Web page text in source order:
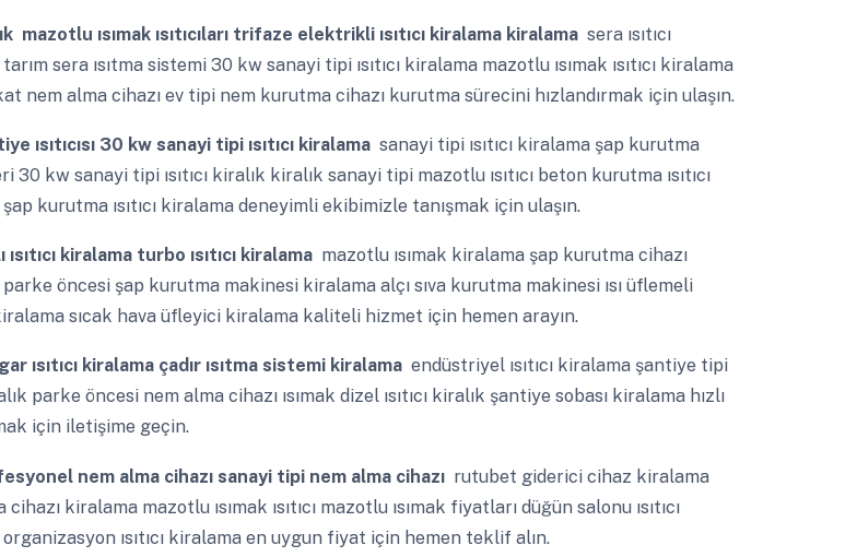
mazotlu ısımak ısıtıcıları trifaze elektrikli ısıtıcı kiralama kiralama sera ısıtıcı
sera ısıtma sistemi 30 kw sanayi tipi ısıtıcı kiralama mazotlu ısımak ısıtıcı kiralama
nem alma cihazı ev tipi nem kurutma cihazı kurutma sürecini hızlandırmak için ulaşın.
ısıtıcısı 30 kw sanayi tipi ısıtıcı kiralama sanayi tipi ısıtıcı kiralama şap kurutma
30 kw sanayi tipi ısıtıcı kiralık kiralık sanayi tipi mazotlu ısıtıcı beton kurutma ısıtıcı
kurutma ısıtıcı kiralama deneyimli ekibimizle tanışmak için ulaşın.
ısıtıcı kiralama turbo ısıtıcı kiralama mazotlu ısımak kiralama şap kurutma cihazı
öncesi şap kurutma makinesi kiralama alçı sıva kurutma makinesi ısı üflemeli
sıcak hava üfleyici kiralama kaliteli hizmet için hemen arayın.
ısıtıcı kiralama çadır ısıtma sistemi kiralama endüstriyel ısıtıcı kiralama şantiye tipi
parke öncesi nem alma cihazı ısımak dizel ısıtıcı kiralık şantiye sobası kiralama hızlı
için iletişime geçin.
nem alma cihazı sanayi tipi nem alma cihazı rutubet giderici cihaz kiralama
cihazı kiralama mazotlu ısımak ısıtıcı mazotlu ısımak fiyatları düğün salonu ısıtıcı
ısıtıcı kiralama en uygun fiyat için hemen teklif alın.